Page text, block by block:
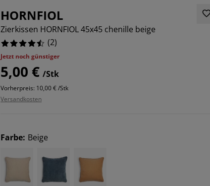
HORNFIOL
Zierkissen HORNFIOL 45x45 chenille beige
(2)
Jetzt noch günstiger
5,00 € /Stk
Vorherpreis: 10,00 € /Stk
Versandkosten
Farbe: Beige